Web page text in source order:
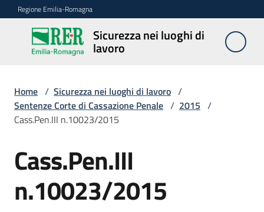
Vai al contenuto
Vai alla navigazione
Vai al footer
Regione Emilia-Romagna
Sicurezza nei luoghi di
lavoro
Sicurezza
nei
lavoro
Sicurezza
costruzioni
Home / Sicurezza nei luoghi di lavoro /
Sentenze Corte di Cassazione Penale / 2015 /
Cass.Pen.III n.10023/2015
Cass.Pen.III
n.10023/2015